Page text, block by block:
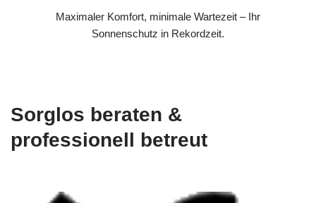
Maximaler Komfort, minimale Wartezeit – Ihr
Sonnenschutz in Rekordzeit.
Sorglos beraten &
professionell betreut